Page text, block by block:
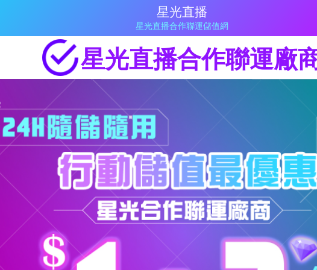
星光直播
星光直播合作聯運儲值網
星光直播合作聯運廠